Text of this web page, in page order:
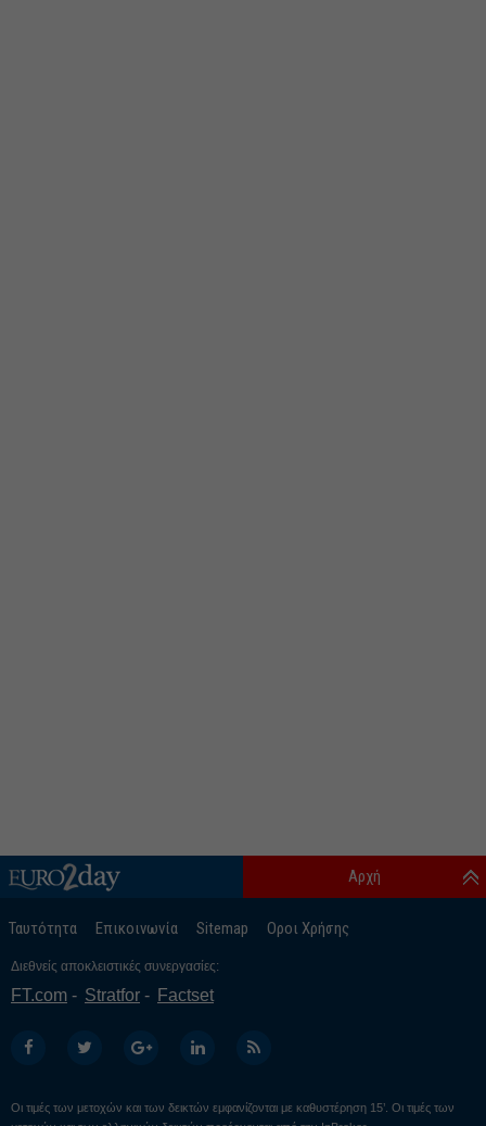
Ταυτότητα Επικοινωνία Sitemap Οροι Χρήσης
Αρχή
Διεθνείς αποκλειστικές συνεργασίες:
FT.com Stratfor Factset
Οι τιμές των μετοχών και των δεικτών εμφανίζονται με καθυστέρηση 15’. Οι τιμές των